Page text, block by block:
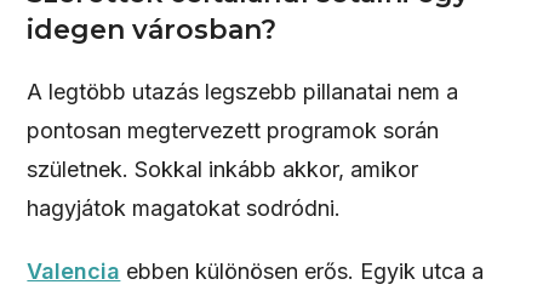
idegen városban?
A legtöbb utazás legszebb pillanatai nem a
pontosan megtervezett programok során
születnek. Sokkal inkább akkor, amikor
hagyjátok magatokat sodródni.
Valencia ebben különösen erős. Egyik utca a